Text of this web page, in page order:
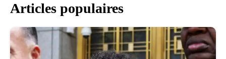
Articles populaires